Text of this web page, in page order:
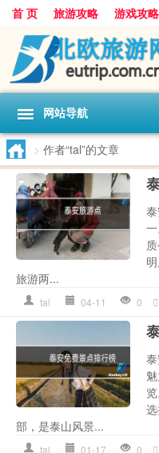
首 页 旅游攻略 游戏攻略
网站导航
> 作者“tal”的文章
旅游两...
tal 04-11 0
部，是泰山风景...
tal 01-17 0